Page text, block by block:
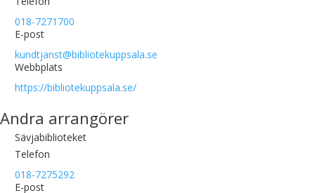
018-7271700
E-post
kundtjanst@bibliotekuppsala.se
Webbplats
https://bibliotekuppsala.se/
Andra arrangörer
Sävjabiblioteket
Telefon
018-7275292
E-post